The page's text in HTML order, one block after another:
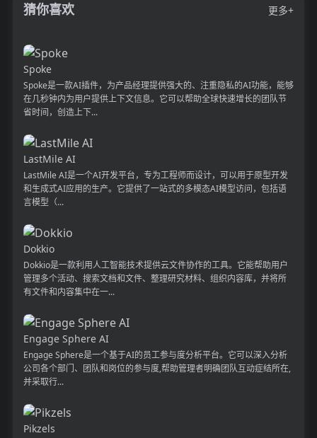
猜你喜欢 更多+
Spoke
Spoke是一款AI插件，为产品经理提供强大的、注重隐私的AI功能，能够
在几秒钟内为用户提供上下文信息。它可以帮助全球快速增长的团队节
省时间，创造上下...
LastMile AI
LastMile AI是一个AI开发平台，专为工程师而设计，可以用于原型开发
和生成式AI应用的生产。它提供了一站式的多模态AI模型访问，包括语
言模型（...
Dokkio
Dokkio是一款利用人工智能技术提供云文件协作的工具。它能帮助用户
管理多个活动、搜索文档和文件、整理研究材料、组织内容库，并将所
有文件和内容集中在一...
Engage Sphere AI
Engage Sphere是一个基于AI的员工参与度分析平台。它可以深入分析
公司各个部门、团队和岗位的参与度,帮助管理者明确团队互动症结所在,
并采取行...
Pikzels